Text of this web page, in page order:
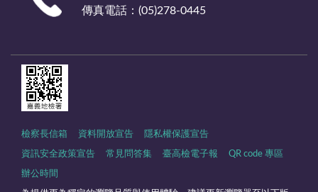
傳真電話：(05)278-0445
檢察長信箱 資料開放宣告 隱私權保護宣告
資訊安全政策宣告 常見問答集 臺高檢電子報 QR code 專區
辦公時間